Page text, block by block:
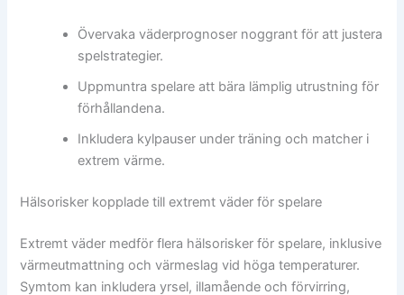
Övervaka väderprognoser noggrant för att justera
spelstrategier.
Uppmuntra spelare att bära lämplig utrustning för
förhållandena.
Inkludera kylpauser under träning och matcher i
extrem värme.
Hälsorisker kopplade till extremt väder för spelare
Extremt väder medför flera hälsorisker för spelare, inklusive
värmeutmattning och värmeslag vid höga temperaturer.
Symtom kan inkludera yrsel, illamående och förvirring,